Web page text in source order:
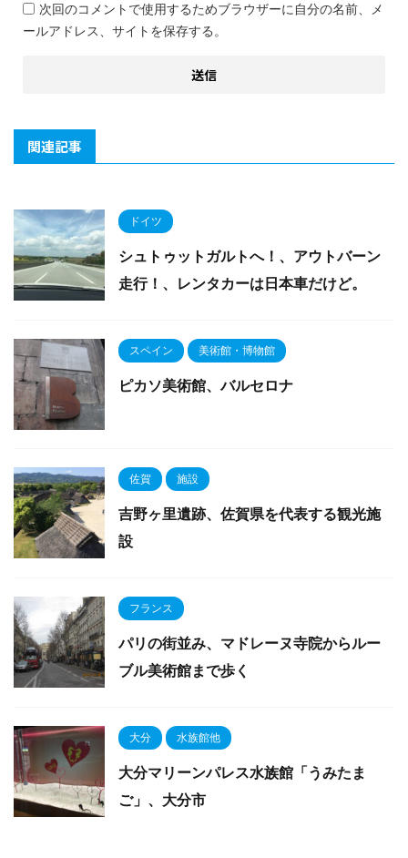
次回のコメントで使用するためブラウザーに自分の名前、メ
ールアドレス、サイトを保存する。
関連記事
ドイツ
シュトゥットガルトへ！、アウトバーン
走行！、レンタカーは日本車だけど。
スペイン 美術館・博物館
ピカソ美術館、バルセロナ
佐賀 施設
吉野ヶ里遺跡、佐賀県を代表する観光施
設
フランス
パリの街並み、マドレーヌ寺院からルー
ブル美術館まで歩く
大分 水族館他
大分マリーンパレス水族館「うみたま
ご」、大分市